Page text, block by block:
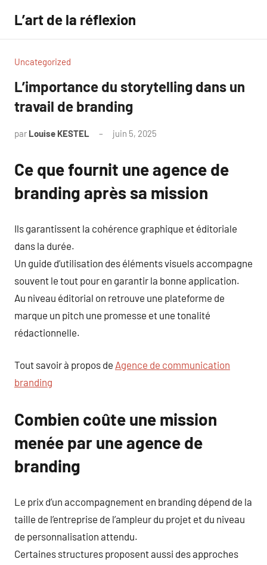
contenu
L’art de la réflexion
Uncategorized
L’importance du storytelling dans un
travail de branding
par Louise KESTEL juin 5, 2025
Ce que fournit une agence de
branding après sa mission
Ils garantissent la cohérence graphique et éditoriale
dans la durée.
Un guide d’utilisation des éléments visuels accompagne
souvent le tout pour en garantir la bonne application.
Au niveau éditorial on retrouve une plateforme de
marque un pitch une promesse et une tonalité
rédactionnelle.
Tout savoir à propos de Agence de communication
branding
Combien coûte une mission
menée par une agence de
branding
Le prix d’un accompagnement en branding dépend de la
taille de l’entreprise de l’ampleur du projet et du niveau
de personnalisation attendu.
Certaines structures proposent aussi des approches